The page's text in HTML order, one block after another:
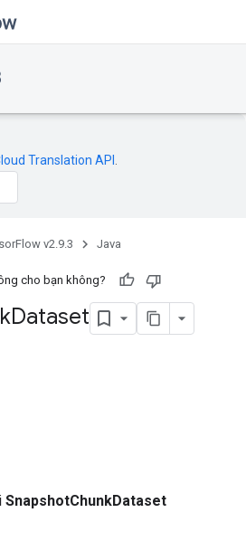
Translation API
v2.9.3 Java
cho bạn không?
Dataset
SnapshotChunkDataset